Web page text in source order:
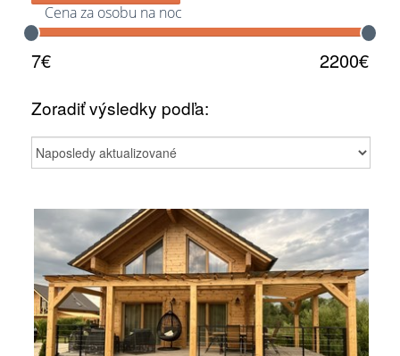
Cena za osobu na noc
7€ 2200€
Zoradiť výsledky podľa: